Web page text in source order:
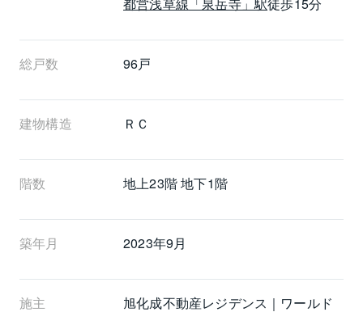
総戸数 96戸
建物構造 ＲＣ
階数 地上23階 地下1階
築年月 2023年9月
施主
旭化成不動産レジデンス｜ワールド